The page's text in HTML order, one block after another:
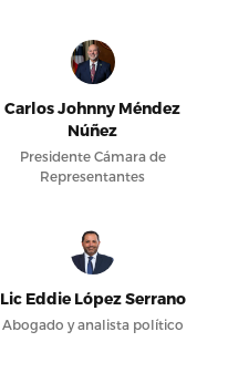
Carlos Johnny Méndez
Núñez
Presidente Cámara de
Representantes
Lic Eddie López Serrano
Abogado y analista político